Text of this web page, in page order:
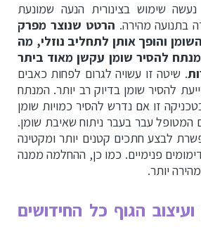
שימוש בצינורית הנעה שמונעת
בתנועה מהירה. הרטט שנוצר מפרק
והופך אותן לתחליב נוזלי, מה
להסיר שומן עקשן מאוד ביתר
. שיטה זו עשויה לגרום לפחות כאבים
להסיר שומן בדיוק רב יותר. המנתח
זו אם נדרש להסיר כמויות שומן
המטופל עבר בעבר ניתוח שאיבת שומן.
לבצע חתכים קטנים יותר ומקטינה
פנימיים. כמו כן, ההחלמה ממנה
יותר.
הגוף כל החידושים